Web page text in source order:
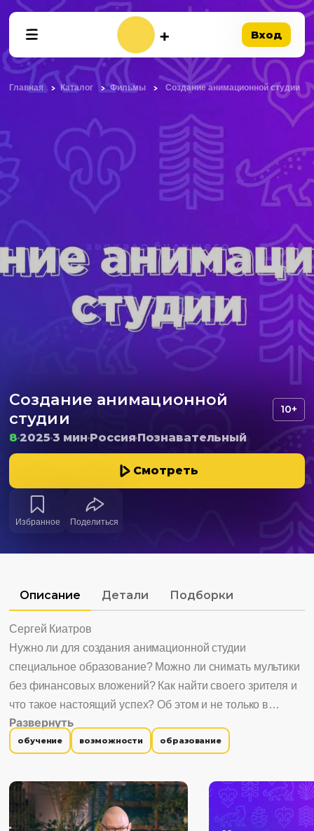
Вход
Главная Каталог Фильмы Создание анимационной студии
Создание анимационной
студии
10+
8 20253 мин РоссияПознавательный
Смотреть
Избранное Поделиться
Описание Детали Подборки
Сергей Киатров
Нужно ли для создания анимационной студии
специальное образование? Можно ли снимать мультики
без финансовых вложений? Как найти своего зрителя и
что такое настоящий успех? Об этом и не только в
экспресс-уроке главного режиссера объединения
«Татармультфильм», члена Ассоциации анимационного
потрясающих мультфильмов и целых сериалов Сергея
Киатрова. Его видео – сплав вдохновения и опыта и
ответы на самые насущные вопросы.
Развернуть
обучение возможности образование